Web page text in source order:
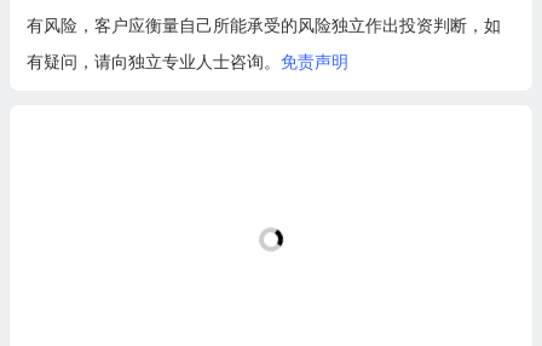
有风险，客户应衡量自己所能承受的风险独立作出投资判断，如
有疑问，请向独立专业人士咨询。 免责声明